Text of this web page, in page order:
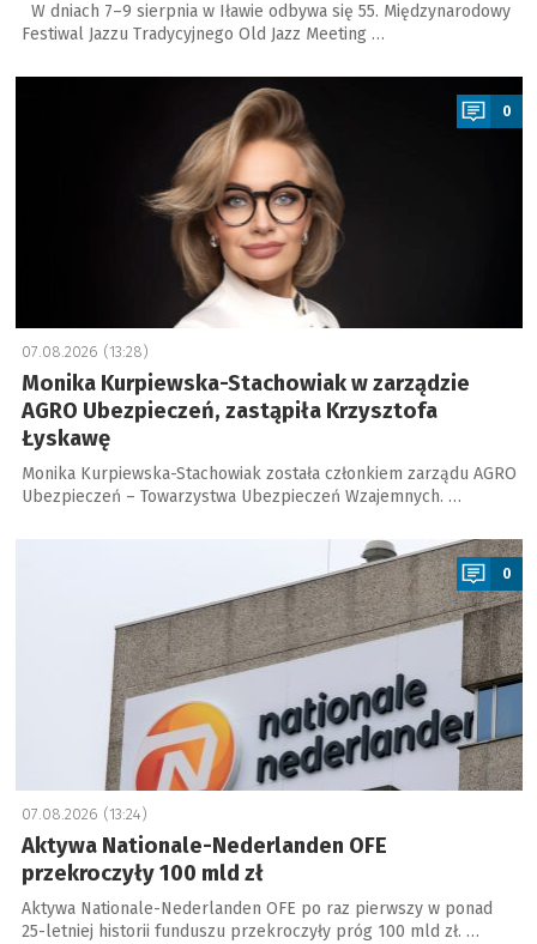
W dniach 7–9 sierpnia w Iławie odbywa się 55. Międzynarodowy
Festiwal Jazzu Tradycyjnego Old Jazz Meeting …
a
0
07.08.2026 (13:28)
Monika Kurpiewska-Stachowiak w zarządzie
AGRO Ubezpieczeń, zastąpiła Krzysztofa
Łyskawę
Monika Kurpiewska-Stachowiak została członkiem zarządu AGRO
Ubezpieczeń – Towarzystwa Ubezpieczeń Wzajemnych. …
0
07.08.2026 (13:24)
Aktywa Nationale-Nederlanden OFE
przekroczyły 100 mld zł
Aktywa Nationale-Nederlanden OFE po raz pierwszy w ponad
25-letniej historii funduszu przekroczyły próg 100 mld zł. …